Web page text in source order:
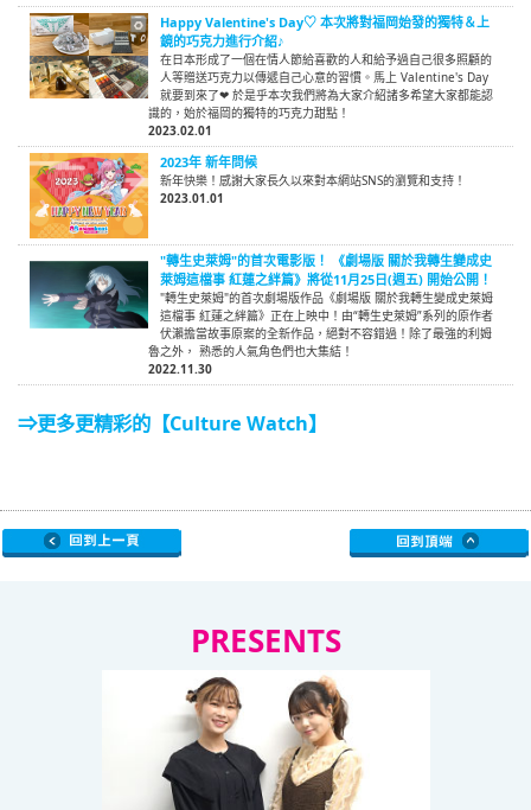
Happy Valentine's Day♡ 本次將對福岡始發的獨特＆上
鏡的巧克力進行介紹♪
在日本形成了一個在情人節給喜歡的人和給予過自己很多照顧的
人等贈送巧克力以傳遞自己心意的習慣。馬上 Valentine's Day
就要到來了❤ 於是乎本次我們將為大家介紹諸多希望大家都能認
識的，始於福岡的獨特的巧克力甜點！
2023.02.01
2023年 新年問候
新年快樂！感謝大家長久以來對本網站SNS的瀏覽和支持！
2023.01.01
"轉生史萊姆"的首次電影版！ 《劇場版 關於我轉生變成史
萊姆這檔事 紅蓮之絆篇》將從11月25日(週五) 開始公開！
"轉生史萊姆"的首次劇場版作品《劇場版 關於我轉生變成史萊姆
這檔事 紅蓮之絆篇》正在上映中！由“轉生史萊姆”系列的原作者
伏瀨擔當故事原案的全新作品，絕對不容錯過！除了最強的利姆
魯之外， 熟悉的人氣角色們也大集結！
2022.11.30
⇒更多更精彩的【Culture Watch】
PRESENTS